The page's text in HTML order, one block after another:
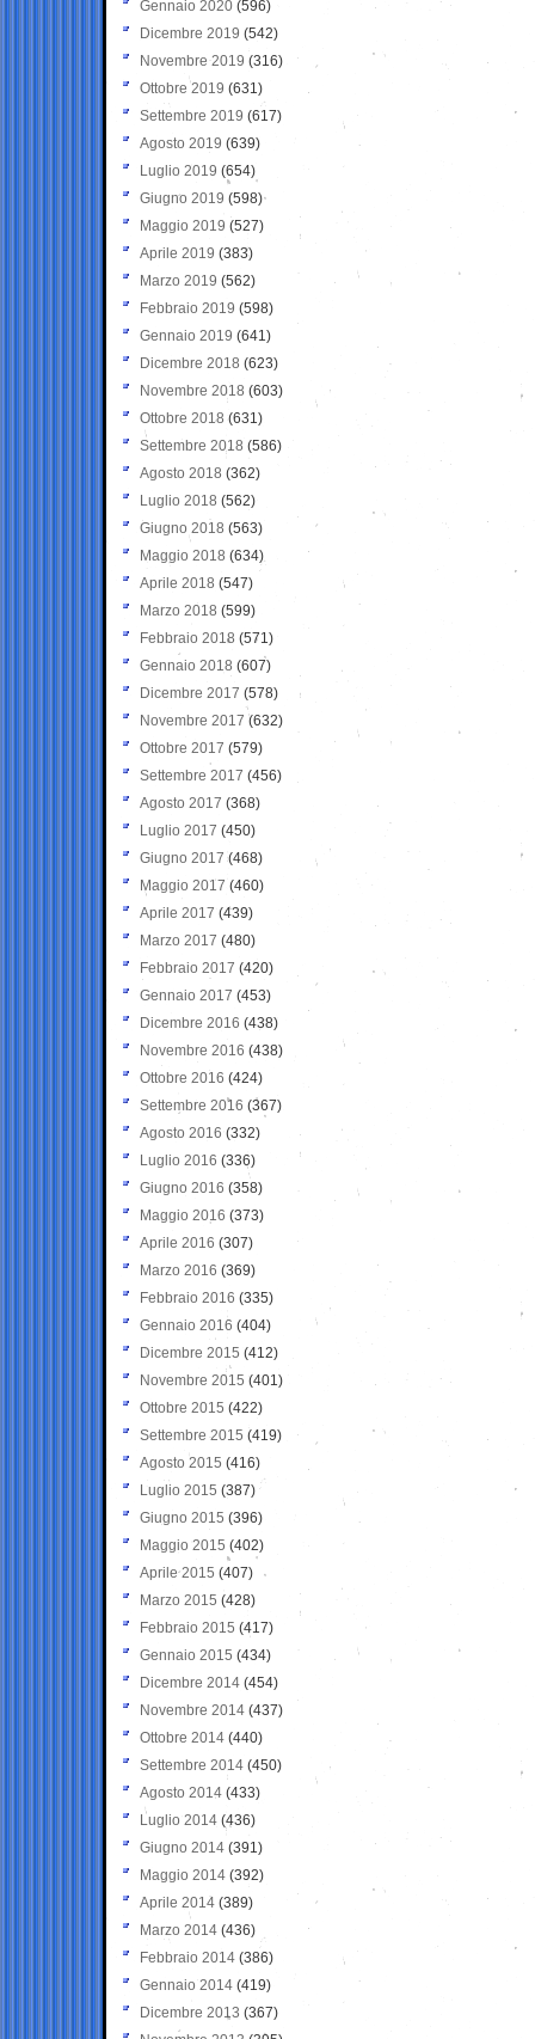
Gennaio 2020 (596)
Dicembre 2019 (542)
Novembre 2019 (316)
Ottobre 2019 (631)
Settembre 2019 (617)
Agosto 2019 (639)
Luglio 2019 (654)
Giugno 2019 (598)
Maggio 2019 (527)
Aprile 2019 (383)
Marzo 2019 (562)
Febbraio 2019 (598)
Gennaio 2019 (641)
Dicembre 2018 (623)
Novembre 2018 (603)
Ottobre 2018 (631)
Settembre 2018 (586)
Agosto 2018 (362)
Luglio 2018 (562)
Giugno 2018 (563)
Maggio 2018 (634)
Aprile 2018 (547)
Marzo 2018 (599)
Febbraio 2018 (571)
Gennaio 2018 (607)
Dicembre 2017 (578)
Novembre 2017 (632)
Ottobre 2017 (579)
Settembre 2017 (456)
Agosto 2017 (368)
Luglio 2017 (450)
Giugno 2017 (468)
Maggio 2017 (460)
Aprile 2017 (439)
Marzo 2017 (480)
Febbraio 2017 (420)
Gennaio 2017 (453)
Dicembre 2016 (438)
Novembre 2016 (438)
Ottobre 2016 (424)
Settembre 2016 (367)
Agosto 2016 (332)
Luglio 2016 (336)
Giugno 2016 (358)
Maggio 2016 (373)
Aprile 2016 (307)
Marzo 2016 (369)
Febbraio 2016 (335)
Gennaio 2016 (404)
Dicembre 2015 (412)
Novembre 2015 (401)
Ottobre 2015 (422)
Settembre 2015 (419)
Agosto 2015 (416)
Luglio 2015 (387)
Giugno 2015 (396)
Maggio 2015 (402)
Aprile 2015 (407)
Marzo 2015 (428)
Febbraio 2015 (417)
Gennaio 2015 (434)
Dicembre 2014 (454)
Novembre 2014 (437)
Ottobre 2014 (440)
Settembre 2014 (450)
Agosto 2014 (433)
Luglio 2014 (436)
Giugno 2014 (391)
Maggio 2014 (392)
Aprile 2014 (389)
Marzo 2014 (436)
Febbraio 2014 (386)
Gennaio 2014 (419)
Dicembre 2013 (367)